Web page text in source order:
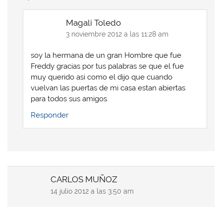
Magali Toledo
3 noviembre 2012 a las 11:28 am
soy la hermana de un gran Hombre que fue
Freddy gracias por tus palabras se que el fue
muy querido asi como el dijo que cuando
vuelvan las puertas de mi casa estan abiertas
para todos sus amigos
Responder
CARLOS MUÑOZ
14 julio 2012 a las 3:50 am